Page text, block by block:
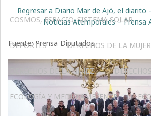
COSMOS, ESPACIO, SISTEMA SOLAR
DEPORTES DERECHOS DE LA MUJER
DERECHOS DE LA NIÑEZ
ECOLOGÍA Y MEDIO AMBIENTE
Regresar a Diario Mar de Ajó, el diarito
Noticias Atemporales – Prensa
Fuente: Prensa Diputados